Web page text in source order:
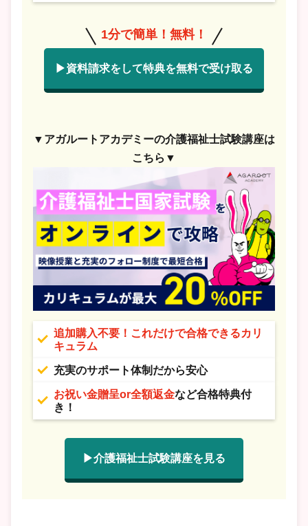
1分で簡単！無料！
▶資料請求をして特典を無料で受け取る
▼アガルートアカデミーの介護福祉士試験講座は
こちら▼
追加購入不要！これだけで合格できるカリ
キュラム
充実のサポート体制だから安心
お祝い金贈呈or全額返金など合格特典付
き！
▶介護福祉士試験講座を見る